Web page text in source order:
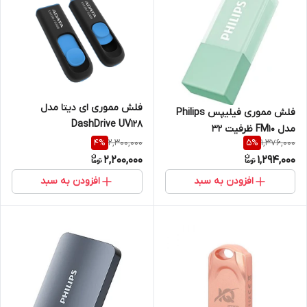
فلش مموری فیلیپس Philips
مدل FM10 ظرفیت 32
گیگابایتUSB3.2
1,376,000
5%
1,294,000
افزودن به سبد
فلش مموری ای دیتا مدل
DashDrive UV128
2,300,000
4%
2,200,000
افزودن به سبد